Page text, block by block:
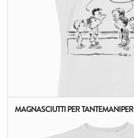
MAGNASCIUTTI PER TANTEMANIPER